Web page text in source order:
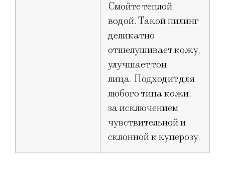
Смойте теплой
водой. Такой пилинг
деликатно
отшелушивает кожу,
улучшает тон
лица. Подходит для
любого типа кожи,
за исключением
чувствительной и
склонной к куперозу.